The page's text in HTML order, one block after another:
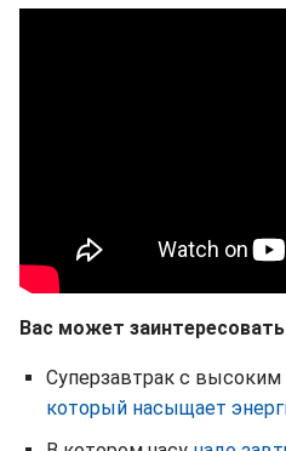
Вас может заинтересовать
Суперзавтрак с высоким
который насыщает